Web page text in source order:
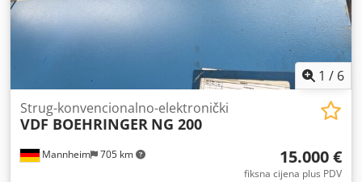
1 / 6
Mannheim 705 km
Strug-konvencionalno-elektronički
VDF BOEHRINGER NG 200
15.000 €
fiksna cijena plus PDV